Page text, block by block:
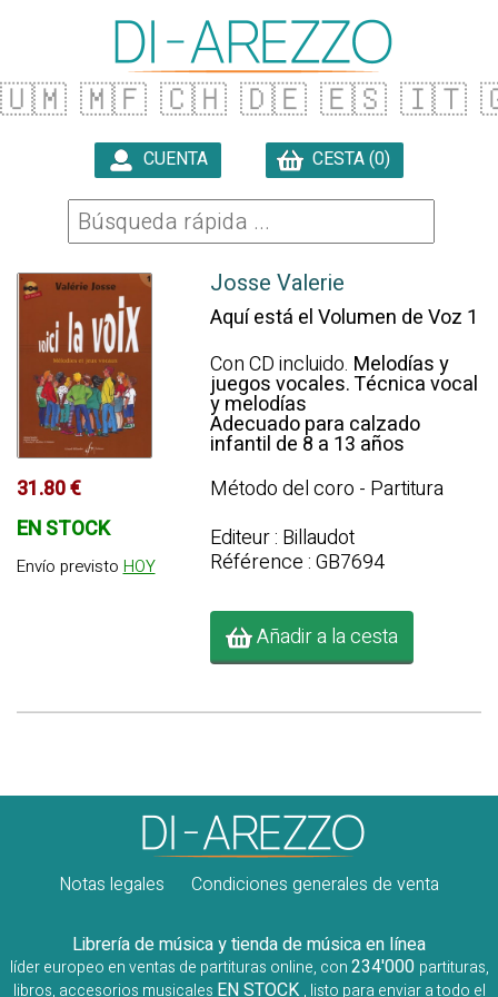
🇺🇲 🇲🇫 🇨🇭 🇩🇪 🇪🇸 🇮🇹
CUENTA CESTA (0)
31.80 €
EN STOCK
Envío previsto HOY
Josse Valerie
Aquí está el Volumen de Voz 1
Con CD incluido. Melodías y
juegos vocales. Técnica vocal
y melodías
Adecuado para calzado
infantil de 8 a 13 años
Método del coro - Partitura
Editeur : Billaudot
Référence : GB7694
Añadir a la cesta
Notas legales Condiciones generales de venta
Librería de música y tienda de música en línea
líder europeo en ventas de partituras online, con234'000 partituras,
libros, accesorios musicales EN STOCK , listo para enviar a todo el